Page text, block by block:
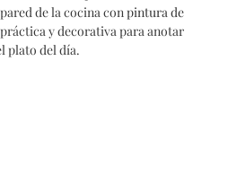
de la cocina conpintura de
y decorativa para anotar
plato del día.